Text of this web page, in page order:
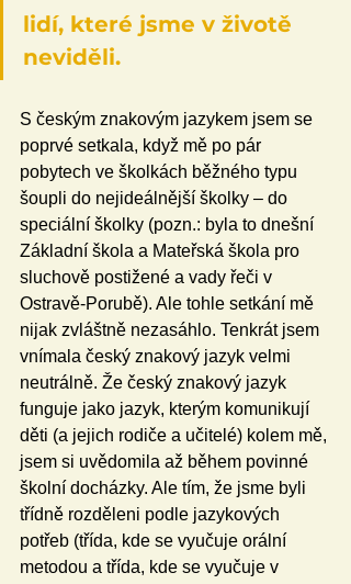
lidí, které jsme v životě
neviděli.
S českým znakovým jazykem jsem se
poprvé setkala, když mě po pár
pobytech ve školkách běžného typu
šoupli do nejideálnější školky – do
speciální školky (pozn.: byla to dnešní
Základní škola a Mateřská škola pro
sluchově postižené a vady řeči v
Ostravě-Porubě). Ale tohle setkání mě
nijak zvláštně nezasáhlo. Tenkrát jsem
vnímala český znakový jazyk velmi
neutrálně. Že český znakový jazyk
funguje jako jazyk, kterým komunikují
děti (a jejich rodiče a učitelé) kolem mě,
jsem si uvědomila až během povinné
školní docházky. Ale tím, že jsme byli
třídně rozděleni podle jazykových
potřeb (třída, kde se vyučuje orální
metodou a třída, kde se vyučuje v